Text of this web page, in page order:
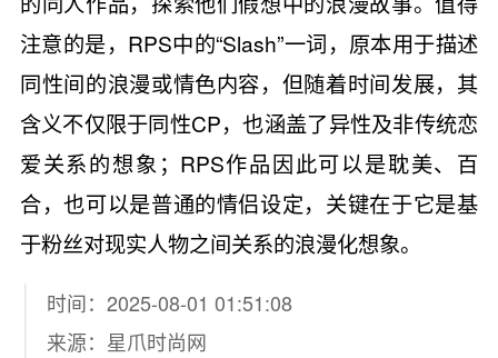
注意的是，RPS中的“Slash”一词，原本用于描述
同性间的浪漫或情色内容，但随着时间发展，其
含义不仅限于同性CP，也涵盖了异性及非传统恋
爱关系的想象；RPS作品因此可以是耽美、百
合，也可以是普通的情侣设定，关键在于它是基
于粉丝对现实人物之间关系的浪漫化想象。
时间：2025-08-01 01:51:08
来源： 星爪时尚网